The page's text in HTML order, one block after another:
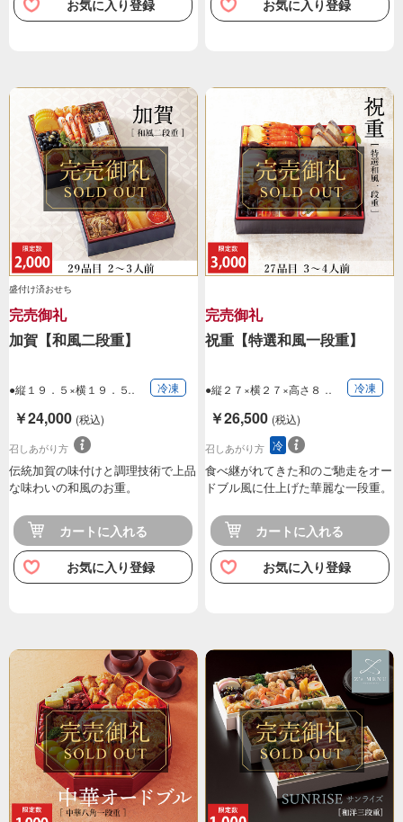
お気に入り登録
お気に入り登録
盛付け済おせち
完売御礼
加賀【和風二段重】
●縦１９．５×横１９．５
冷凍
￥24,000 (税込)
召しあがり方
伝統加賀の味付けと調理技術で上品
な味わいの和風のお重。
カートに入れる
お気に入り登録
完売御礼
祝重【特選和風一段重】
●縦２７×横２７×高さ８
冷凍
￥26,500 (税込)
召しあがり方 冷
食べ継がれてきた和のご馳走をオー
ドブル風に仕上げた華麗な一段重。
カートに入れる
お気に入り登録